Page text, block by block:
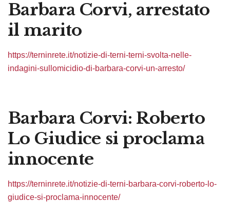
Barbara Corvi, arrestato
il marito
https://terninrete.it/notizie-di-terni-terni-svolta-nelle-
indagini-sullomicidio-di-barbara-corvi-un-arresto/
Barbara Corvi: Roberto
Lo Giudice si proclama
innocente
https://terninrete.it/notizie-di-terni-barbara-corvi-roberto-lo-
giudice-si-proclama-innocente/